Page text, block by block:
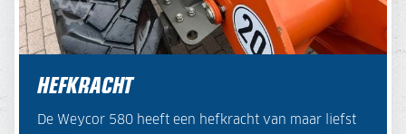
HEFKRACHT
De Weycor 580 heeft een hefkracht van maar liefst